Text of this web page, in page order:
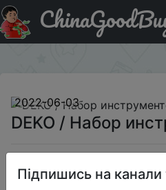
Знижка на DEKO / Набор
2022-06-03
DEKO / Набор
618
Підпишись на канали